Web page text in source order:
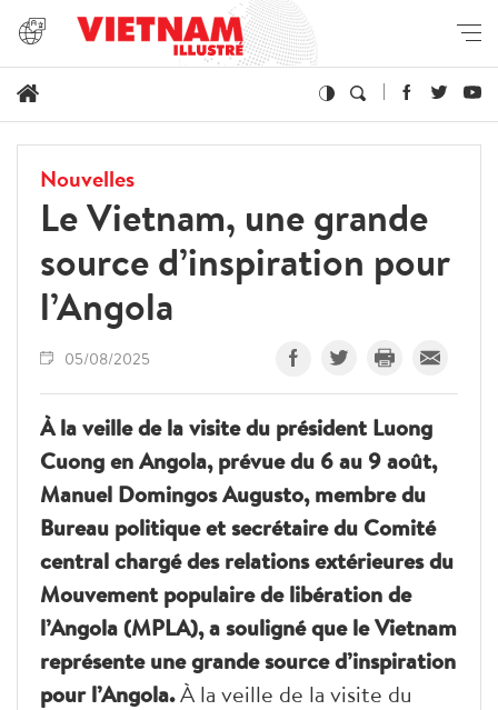
Nouvelles
Le Vietnam, une grande
source d’inspiration pour
l’Angola
05/08/2025
À la veille de la visite du président Luong
Cuong en Angola, prévue du 6 au 9 août,
Manuel Domingos Augusto, membre du
Bureau politique et secrétaire du Comité
central chargé des relations extérieures du
Mouvement populaire de libération de
l’Angola (MPLA), a souligné que le Vietnam
représente une grande source d’inspiration
pour l’Angola.À la veille de la visite du